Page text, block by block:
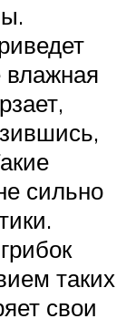
влажная
сильно
таких
свои